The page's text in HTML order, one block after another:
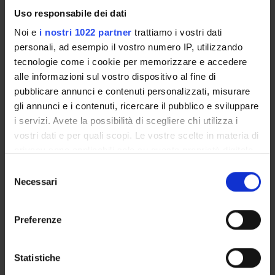
Uso responsabile dei dati
Noi e i nostri 1022 partner trattiamo i vostri dati
personali, ad esempio il vostro numero IP, utilizzando
tecnologie come i cookie per memorizzare e accedere
alle informazioni sul vostro dispositivo al fine di
pubblicare annunci e contenuti personalizzati, misurare
gli annunci e i contenuti, ricercare il pubblico e sviluppare
i servizi. Avete la possibilità di scegliere chi utilizza i
vostri dati e per quali scopi. Le vostre scelte in materia di
modificare o revocare il proprio consenso in qualsiasi
momento dalla Dichiarazione sui cookie o facendo clic
raccogliere informazioni sulla tua posizione
geografica, con un'approssimazione di qualche
delNecessari
Preferenze
Statistiche
PARTECIPANTI AL PROGETTO
Andrea Cipriani
AREE DI RICERCA COINVOLTE DAL PROGETTO
SEZIONI